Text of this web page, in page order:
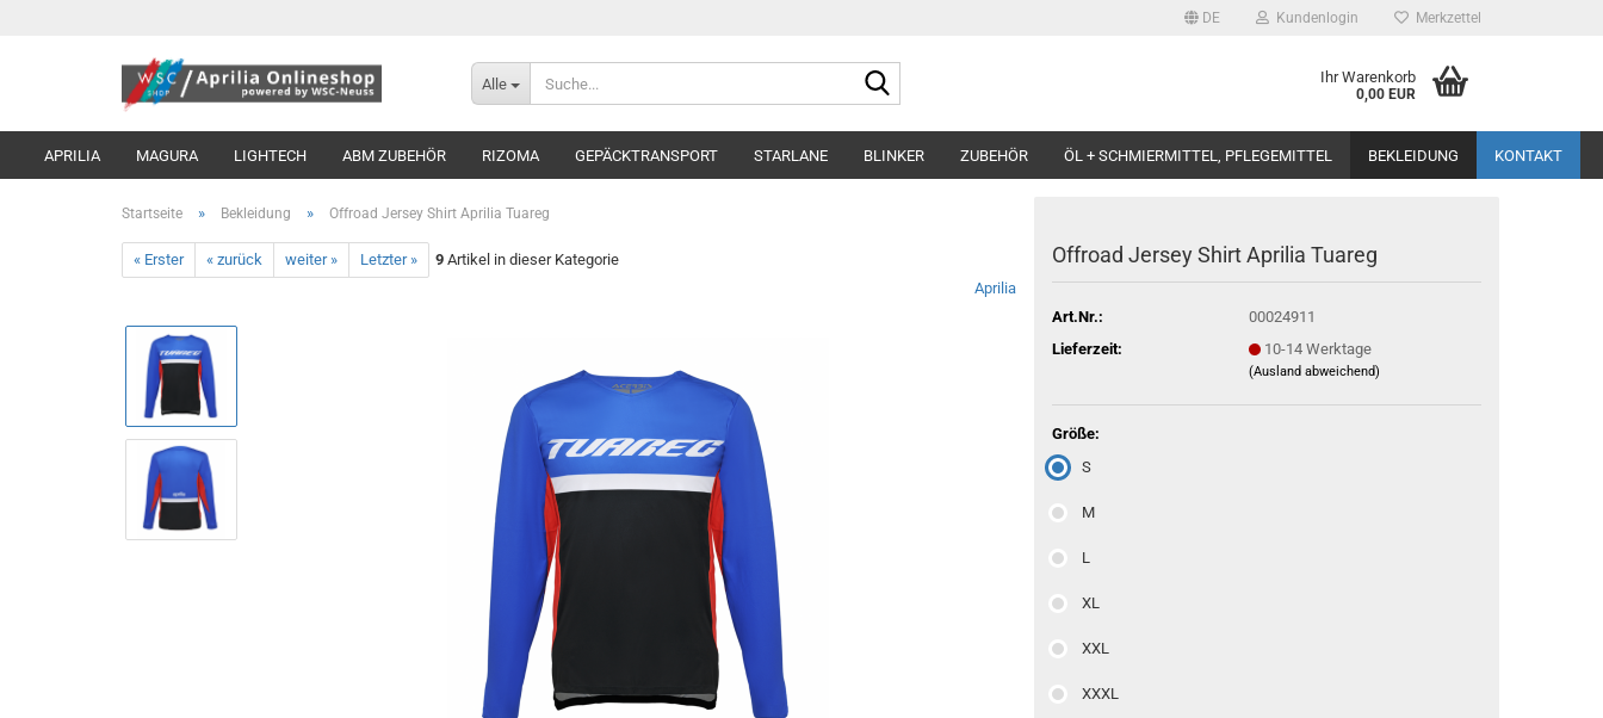
DE Kundenlogin Merkzettel
Alle Ihr Warenkorb
0,00 EUR
APRILIA MAGURA LIGHTECH ABM ZUBEHÖR RIZOMA GEPÄCKTRANSPORT STARLANE BLINKER ZUBEHÖR ÖL + SCHMIERMITTEL, PFLEGEMITTEL BEKLEIDUNG KONTAKT
Startseite » Bekleidung » Offroad Jersey Shirt Aprilia Tuareg
« Erster « zurück weiter » Letzter » 9 Artikel in dieser Kategorie
Aprilia
Offroad Jersey Shirt Aprilia Tuareg
Art.Nr.:
00024911
Lieferzeit:
10-14 Werktage
(Ausland abweichend)
Größe:
S
M
L
XL
XXL
XXXL